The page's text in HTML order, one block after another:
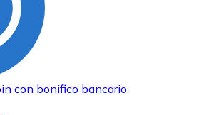
con bonifico bancario